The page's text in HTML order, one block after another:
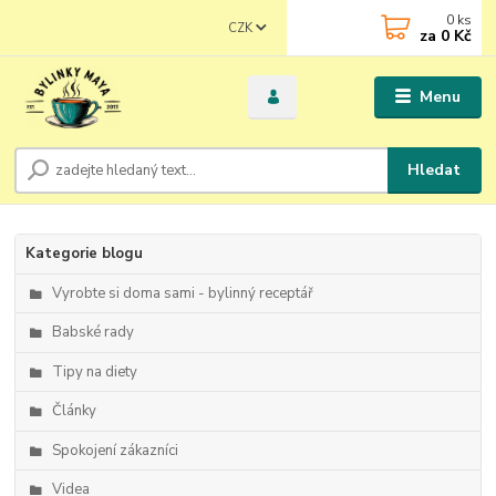
Menu
CZK
Hledat
0 ks
za 0 Kč
Kategorie blogu
Vyrobte si doma sami - bylinný receptář
Babské rady
Tipy na diety
Články
Spokojení zákazníci
Videa